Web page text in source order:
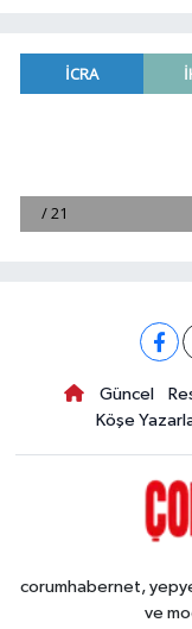
Güncel
Köşe
corumhabernet,
ve